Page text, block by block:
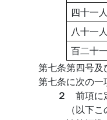
四十一
八十一
百二十
第七条第四号及
第七条に次の一
２ 前項に
（以下